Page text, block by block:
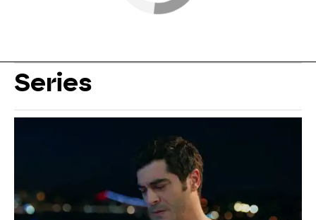
Series